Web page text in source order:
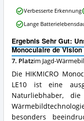
diese
Jagd-
Wärmebildkamera
erhältlich?
Ergebnis Sehr Gut:
Monoculaire de
7. Platzim Jagd-
Die HIKMICRO
LE10 ist eine
Naturliebhaber,
besonders
HIKMICRO
Monoculaire
de
thermique
Lynx
Pro
LE10
Vorteile:
Was
spricht
für
diese
Verbesserte Erkennung
Lange